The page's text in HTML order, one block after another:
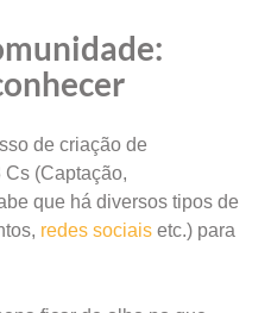
de criação de
(Captação,
que há diversos tipos de
redes sociais etc.) para